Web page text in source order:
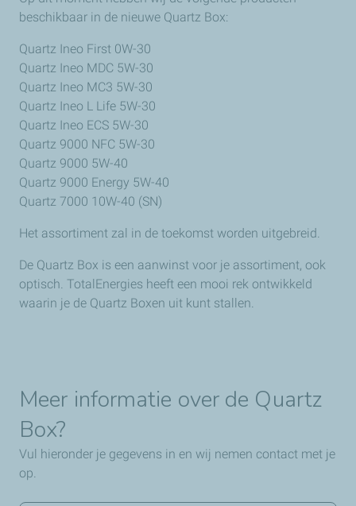
beschikbaar in de nieuwe Quartz Box:
Quartz Ineo First 0W-30
Quartz Ineo MDC 5W-30
Quartz Ineo MC3 5W-30
Quartz Ineo L Life 5W-30
Quartz Ineo ECS 5W-30
Quartz 9000 NFC 5W-30
Quartz 9000 5W-40
Quartz 9000 Energy 5W-40
Quartz 7000 10W-40 (SN)
Het assortiment zal in de toekomst worden uitgebreid.
De Quartz Box is een aanwinst voor je assortiment, ook
optisch. TotalEnergies heeft een mooi rek ontwikkeld
waarin je de Quartz Boxen uit kunt stallen.
Meer informatie over de Quartz
Box?
Vul hieronder je gegevens in en wij nemen contact met je
op.